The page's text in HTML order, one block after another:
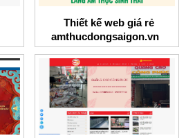
Thiết kế web giá rẻ
amthucdongsaigon.vn